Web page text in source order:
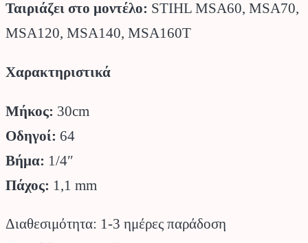
Ταιριάζει στο μοντέλο: STIHL MSA60, MSA70,
MSA120, MSA140, MSA160T
Χαρακτηριστικά
Μήκος: 30cm
Οδηγοί: 64
Βήμα: 1/4″
Πάχος: 1,1 mm
Διαθεσιμότητα: 1-3 ημέρες παράδοση